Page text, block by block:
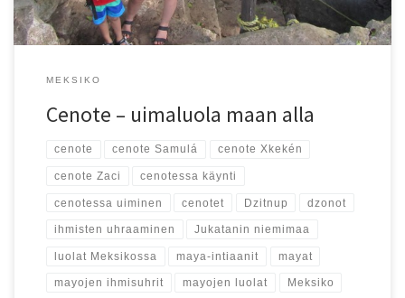
MEKSIKO
Cenote – uimaluola maan alla
cenote cenote Samulá cenote Xkekén
cenote Zaci cenotessa käynti
cenotessa uiminen cenotet Dzitnup dzonot
ihmisten uhraaminen Jukatanin niemimaa
luolat Meksikossa maya-intiaanit mayat
mayojen ihmisuhrit mayojen luolat Meksiko